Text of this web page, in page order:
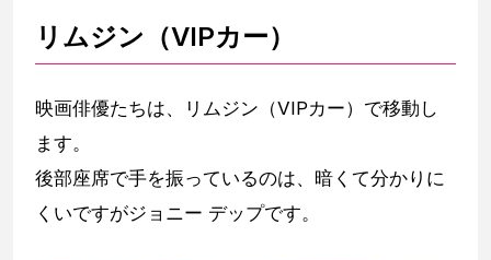
リムジン（VIPカー）
映画俳優たちは、リムジン（VIPカー）で移動し
ます。
後部座席で手を振っているのは、暗くて分かりに
くいですがジョニー デップです。